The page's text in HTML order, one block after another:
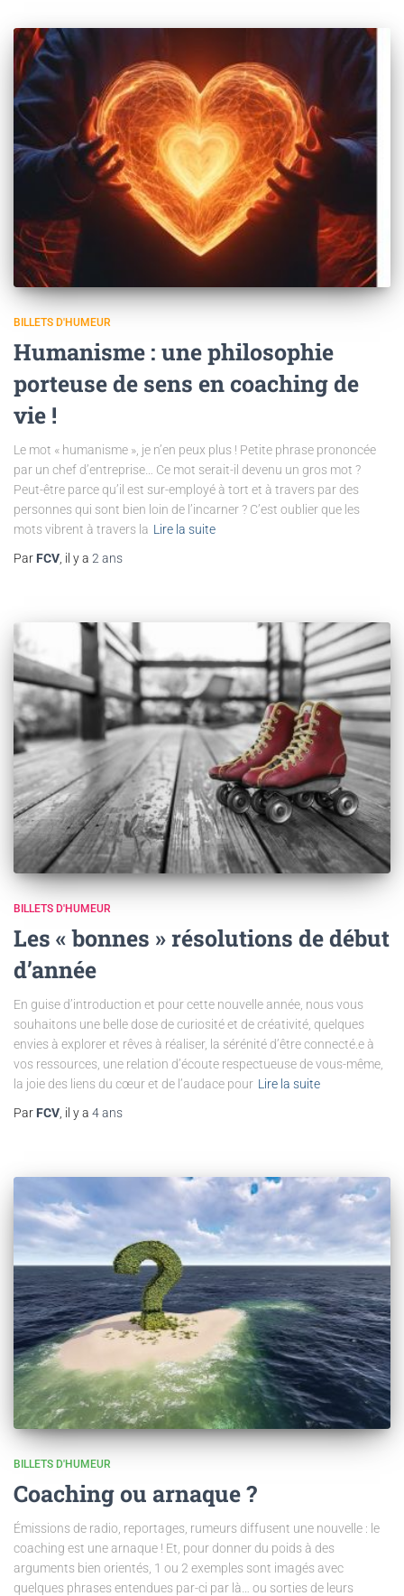
BILLETS D'HUMEUR
Humanisme : une philosophie
porteuse de sens en coaching de
vie !
Le mot « humanisme », je n’en peux plus ! Petite phrase prononcée
par un chef d’entreprise… Ce mot serait-il devenu un gros mot ?
Peut-être parce qu’il est sur-employé à tort et à travers par des
personnes qui sont bien loin de l’incarner ? C’est oublier que les
mots vibrent à travers la Lire la suite
Par FCV , il y a 2 ans
BILLETS D'HUMEUR
Les « bonnes » résolutions de début
d’année
En guise d’introduction et pour cette nouvelle année, nous vous
souhaitons une belle dose de curiosité et de créativité, quelques
envies à explorer et rêves à réaliser, la sérénité d’être connecté.e à
vos ressources, une relation d’écoute respectueuse de vous-même,
la joie des liens du cœur et de l’audace pour Lire la suite
Par FCV , il y a 4 ans
BILLETS D'HUMEUR
Coaching ou arnaque ?
Émissions de radio, reportages, rumeurs diffusent une nouvelle : le
coaching est une arnaque ! Et, pour donner du poids à des
arguments bien orientés, 1 ou 2 exemples sont imagés avec
quelques phrases entendues par-ci par là… ou sorties de leurs